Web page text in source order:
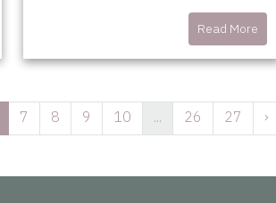
Read More
7 8 9 10 ... 26 27 ›